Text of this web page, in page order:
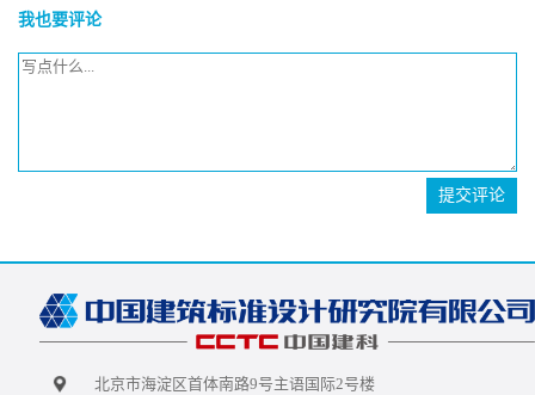
我也要评论
提交评论
北京市海淀区首体南路9号主语国际2号楼